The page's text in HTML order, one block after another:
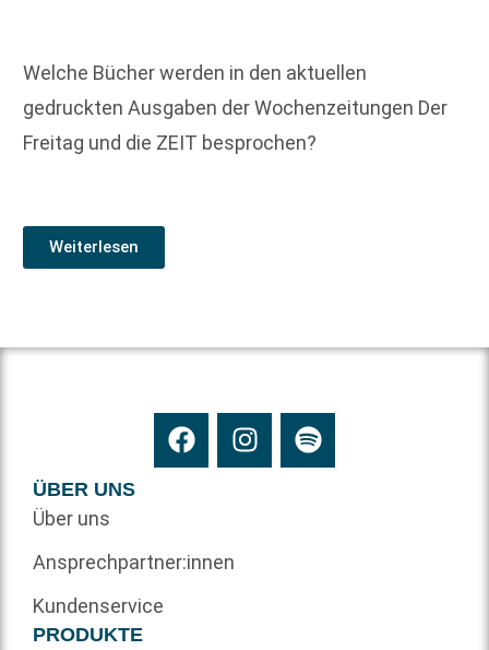
Welche Bücher werden in den aktuellen
gedruckten Ausgaben der Wochenzeitungen Der
Freitag und die ZEIT besprochen?
Weiterlesen
ÜBER UNS
Über uns
Ansprechpartner:innen
Kundenservice
PRODUKTE